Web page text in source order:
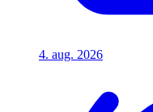
4. aug. 2026